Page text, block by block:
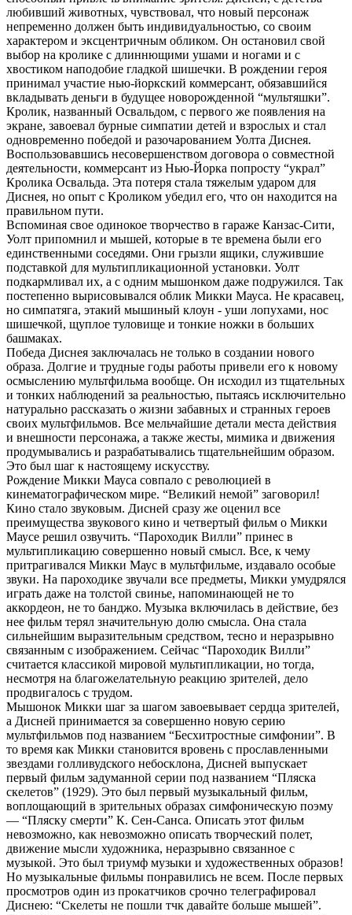
любивший животных, чувствовал, что новый персонаж
непременно должен быть индивидуальностью, со своим
характером и эксцентричным обликом. Он остановил свой
выбор на кролике с длиннющими ушами и ногами и с
хвостиком наподобие гладкой шишечки. В рождении героя
принимал участие нью-йоркский коммерсант, обязавшийся
вкладывать деньги в будущее новорожденной “мультяшки”.
Кролик, названный Освальдом, с первого же появления на
экране, завоевал бурные симпатии детей и взрослых и стал
одновременно победой и разочарованием Уолта Диснея.
Воспользовавшись несовершенством договора о совместной
деятельности, коммерсант из Нью-Йорка попросту “украл”
Кролика Освальда. Эта потеря стала тяжелым ударом для
Диснея, но опыт с Кроликом убедил его, что он находится на
правильном пути.
Вспоминая свое одинокое творчество в гараже Канзас-Сити,
Уолт припомнил и мышей, которые в те времена были его
единственными соседями. Они грызли ящики, служившие
подставкой для мультипликационной установки. Уолт
подкармливал их, а с одним мышонком даже подружился. Так
постепенно вырисовывался облик Микки Мауса. Не красавец,
но симпатяга, этакий мышиный клоун - уши лопухами, нос
шишечкой, щуплое туловище и тонкие ножки в больших
башмаках.
Победа Диснея заключалась не только в создании нового
образа. Долгие и трудные годы работы привели его к новому
осмыслению мультфильма вообще. Он исходил из тщательных
и тонких наблюдений за реальностью, пытаясь исключительно
натурально рассказать о жизни забавных и странных героев
своих мультфильмов. Все мельчайшие детали места действия
и внешности персонажа, а также жесты, мимика и движения
продумывались и разрабатывались тщательнейшим образом.
Это был шаг к настоящему искусству.
Рождение Микки Мауса совпало с революцией в
кинематографическом мире. “Великий немой” заговорил!
Кино стало звуковым. Дисней сразу же оценил все
преимущества звукового кино и четвертый фильм о Микки
Маусе решил озвучить. “Пароходик Вилли” принес в
мультипликацию совершенно новый смысл. Все, к чему
притрагивался Микки Маус в мультфильме, издавало особые
звуки. На пароходике звучали все предметы, Микки умудрялся
играть даже на толстой свинье, напоминающей не то
аккордеон, не то банджо. Музыка включилась в действие, без
нее фильм терял значительную долю смысла. Она стала
сильнейшим выразительным средством, тесно и неразрывно
связанным с изображением. Сейчас “Пароходик Вилли”
считается классикой мировой мультипликации, но тогда,
несмотря на благожелательную реакцию зрителей, дело
продвигалось с трудом.
Мышонок Микки шаг за шагом завоевывает сердца зрителей,
а Дисней принимается за совершенно новую серию
мультфильмов под названием “Бесхитростные симфонии”. В
то время как Микки становится вровень с прославленными
звездами голливудского небосклона, Дисней выпускает
первый фильм задуманной серии под названием “Пляска
скелетов” (1929). Это был первый музыкальный фильм,
воплощающий в зрительных образах симфоническую поэму
— “Пляску смерти” К. Сен-Санса. Описать этот фильм
невозможно, как невозможно описать творческий полет,
движение мысли художника, неразрывно связанное с
музыкой. Это был триумф музыки и художественных образов!
Но музыкальные фильмы понравились не всем. После первых
просмотров один из прокатчиков срочно телеграфировал
Диснею: “Скелеты не пошли тчк давайте больше мышей”.